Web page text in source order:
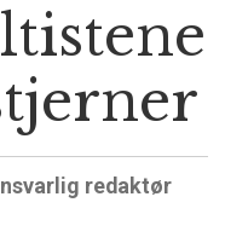
redaktør